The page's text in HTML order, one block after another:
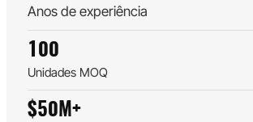
Anos de experiência
100
Unidades MOQ
$50M+